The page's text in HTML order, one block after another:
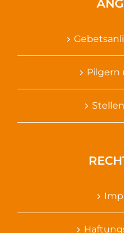
Pilgern